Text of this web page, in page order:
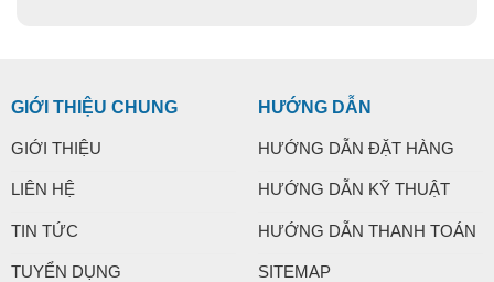
GIỚI THIỆU CHUNG
GIỚI THIỆU
LIÊN HỆ
TIN TỨC
TUYỂN DỤNG
HƯỚNG DẪN
HƯỚNG DẪN ĐẶT HÀNG
HƯỚNG DẪN KỸ THUẬT
HƯỚNG DẪN THANH TOÁN
SITEMAP